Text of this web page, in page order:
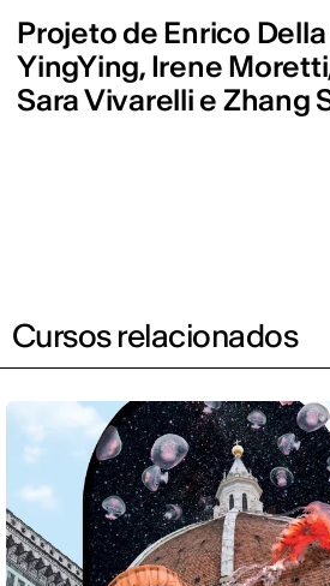
Projeto de Enrico
YingYing, Irene
Sara Vivarelli e Zhang
Cursos relacionados